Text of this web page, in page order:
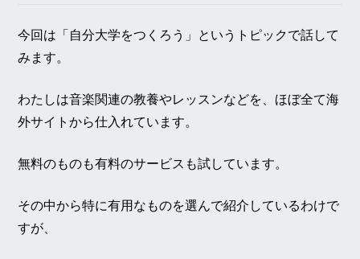
今回は「自分大学をつくろう」というトピックで話して
みます。
わたしは音楽関連の教養やレッスンなどを、ほぼ全て海
外サイトから仕入れています。
無料のものも有料のサービスも試しています。
その中から特に有用なものを選んで紹介しているわけで
すが、